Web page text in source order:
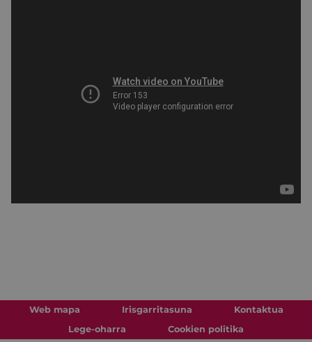
Web mapa Irisgarritasuna
Kontaktua
Lege-oharra
Cookien politika